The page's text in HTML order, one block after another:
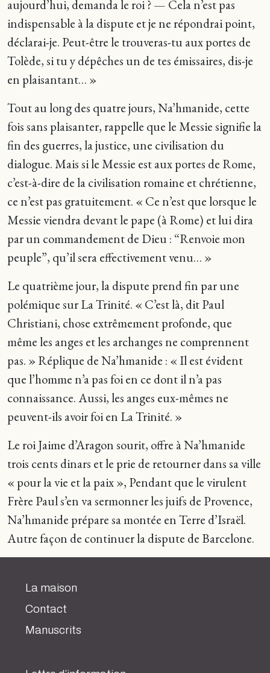
aujourd’hui, demanda le roi ? — Cela n’est pas
indispensable à la dispute et je ne répondrai point,
déclarai-je. Peut-être le trouveras-tu aux portes de
Tolède, si tu y dépêches un de tes émissaires, dis-je
en plaisantant… »
Tout au long des quatre jours, Na’hmanide, cette
fois sans plaisanter, rappelle que le Messie signifie la
fin des guerres, la justice, une civilisation du
dialogue. Mais si le Messie est aux portes de Rome,
c’est-à-dire de la civilisation romaine et chrétienne,
ce n’est pas gratuitement. « Ce n’est que lorsque le
Messie viendra devant le pape (à Rome) et lui dira
par un commandement de Dieu : “Renvoie mon
peuple”, qu’il sera effectivement venu… »
Le quatrième jour, la dispute prend fin par une
polémique sur La Trinité. « C’est là, dit Paul
Christiani, chose extrêmement profonde, que
même les anges et les archanges ne comprennent
pas. » Réplique de Na’hmanide : « Il est évident
que l’homme n’a pas foi en ce dont il n’a pas
connaissance. Aussi, les anges eux-mêmes ne
peuvent-ils avoir foi en La Trinité. »
Le roi Jaime d’Aragon sourit, offre à Na’hmanide
trois cents dinars et le prie de retourner dans sa ville
« pour la vie et la paix », Pendant que le virulent
Frère Paul s’en va sermonner les juifs de Provence,
Na’hmanide prépare sa montée en Terre d’Israël.
Autre façon de continuer la dispute de Barcelone.
La maison
Contact
Manuscrits